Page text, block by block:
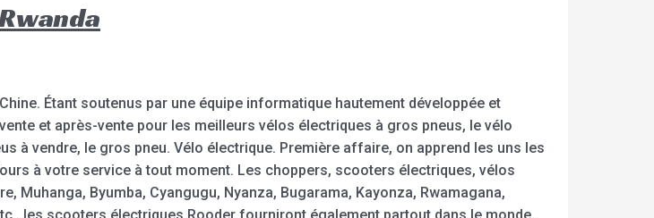
Étant soutenus par une équipe informatique hautement développée et
et après-vente pour les meilleurs vélos électriques à gros pneus, le vélo
à vendre, le gros pneu. Vélo électrique. Première affaire, on apprend les uns les
à votre service à tout moment. Les choppers, scooters électriques, vélos
Byumba, Cyangugu, Nyanza, Bugarama, Kayonza, Rwamagana,